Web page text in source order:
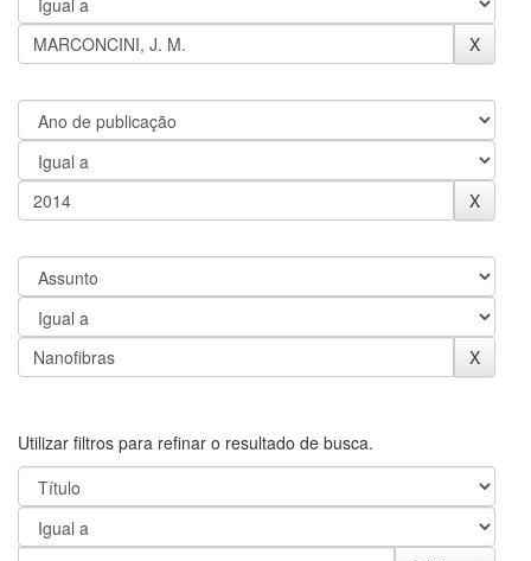
Utilizar filtros para refinar o resultado de busca.